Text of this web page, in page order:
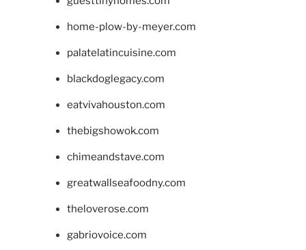
home-plow-by-meyer.com
palatelatincuisine.com
blackdoglegacy.com
eatvivahouston.com
thebigshowok.com
chimeandstave.com
greatwallseafoodny.com
theloverose.com
gabriovoice.com